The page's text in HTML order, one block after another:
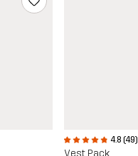
4.8 (49)
Vest Pack